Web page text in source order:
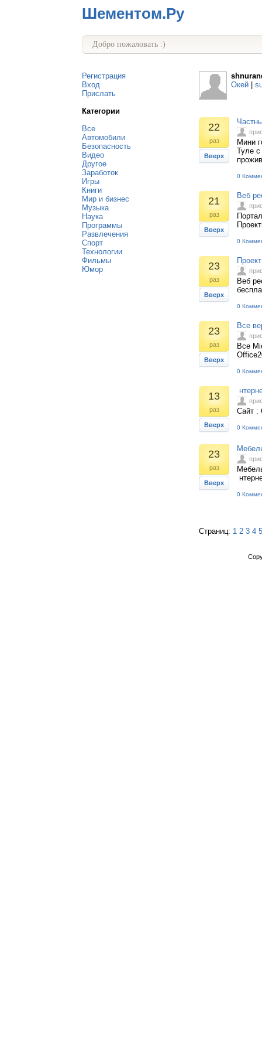
Шементом.Ру
Добро пожаловать :)
Регистрация
Вход
Прислать
Категории
Все
Автомобили
Безопасность
Видео
Другое
Заработок
Игры
Книги
Мир и бизнес
Музыка
Наука
Программы
Развлечения
Спорт
Технологии
Фильмы
Юмор
Окей
22
раз
Вверх
Мини
Туле
0
21
раз
Вверх
Веб
0
23
раз
Вверх
Веб
0
23
раз
Вверх
Все
Все
0
13
раз
Вверх
Сайт :
0
23
раз
Вверх
0
Страниц: 1 2 3 4 5